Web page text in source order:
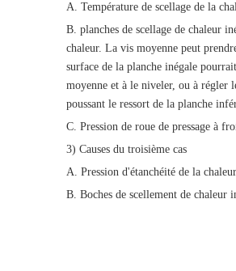
A. Température de scellage de la
B. planches de scellage de chaleur
chaleur. La vis moyenne peut
surface de la planche inégale
moyenne et à le niveler, ou à régler
poussant le ressort de la planche
C. Pression de roue de pressage à
3) Causes du troisième cas
A. Pression d'étanchéité de la
B. Boches de scellement de chaleur